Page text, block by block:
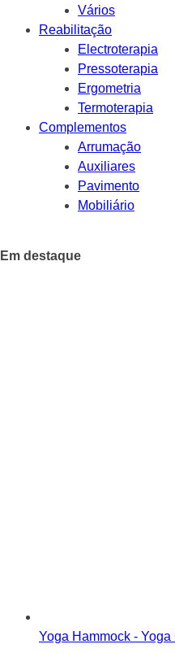
Vários
Reabilitação
Electroterapia
Pressoterapia
Ergometria
Termoterapia
Complementos
Arrumação
Auxiliares
Pavimento
Mobiliário
Em destaque
Yoga Hammock -